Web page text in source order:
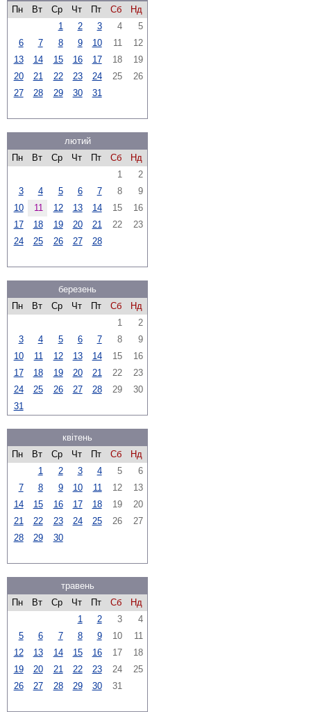
Пн
Вт Ср Чт Пт Сб
Нд
1
2 3 4
5
6
7 8 9 10 11
12
13
14 15 16 17 18
19
20
21 22 23 24 25
26
27
28 29 30 31
лютий
Пн
Вт Ср Чт Пт Сб
Нд
1
2
3
4 5 6 7 8
9
10
11 12 13 14 15
16
17
18 19 20 21 22
23
24
25 26 27 28
березень
Пн
Вт Ср Чт Пт Сб
Нд
1
2
3
4 5 6 7 8
9
10
11 12 13 14 15
16
17
18 19 20 21 22
23
24
25 26 27 28 29
30
31
квітень
Пн
Вт Ср Чт Пт Сб
Нд
1
2 3 4 5
6
7
8 9 10 11 12
13
14
15 16 17 18 19
20
21
22 23 24 25 26
27
28
29 30
травень
Пн
Вт Ср Чт Пт Сб
Нд
1
2 3
4
5
6 7 8 9 10
11
12
13 14 15 16 17
18
19
20 21 22 23 24
25
26
27 28 29 30 31